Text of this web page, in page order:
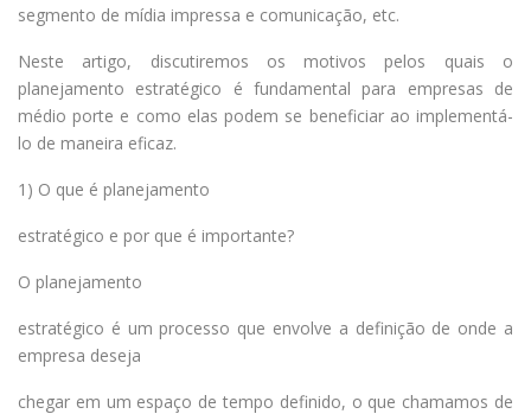
segmento de mídia impressa e comunicação, etc.
Neste artigo, discutiremos os motivos pelos quais o
planejamento estratégico é fundamental para empresas de
médio porte e como elas podem se beneficiar ao implementá-
lo de maneira eficaz.
1) O que é planejamento
estratégico e por que é importante?
O planejamento
estratégico é um processo que envolve a definição de onde a
empresa deseja
chegar em um espaço de tempo definido, o que chamamos de